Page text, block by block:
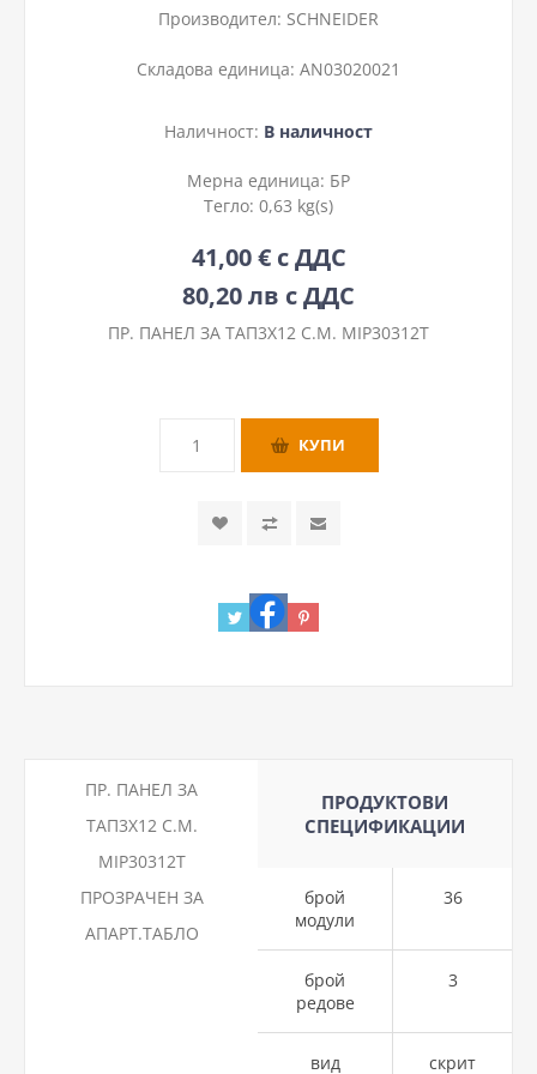
Производител: SCHNEIDER
Складова единица: AN03020021
Наличност: В наличност
Мерна единица: БР
Тегло: 0,63 kg(s)
41,00 € с ДДС
80,20 лв с ДДС
ПР. ПАНЕЛ ЗА ТАП3Х12 С.М. MIP30312T
ПР. ПАНЕЛ ЗА
ТАП3Х12 С.М.
MIP30312T
ПРОЗРАЧЕН ЗА
АПАРТ.ТАБЛО
ПРОДУКТОВИ
СПЕЦИФИКАЦИИ
брой
модули
36
брой
редове
3
вид
скрит